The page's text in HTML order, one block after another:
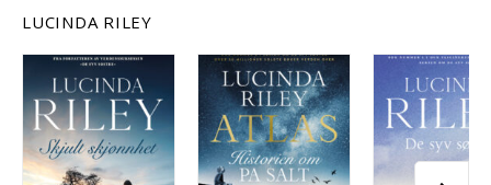
LUCINDA RILEY